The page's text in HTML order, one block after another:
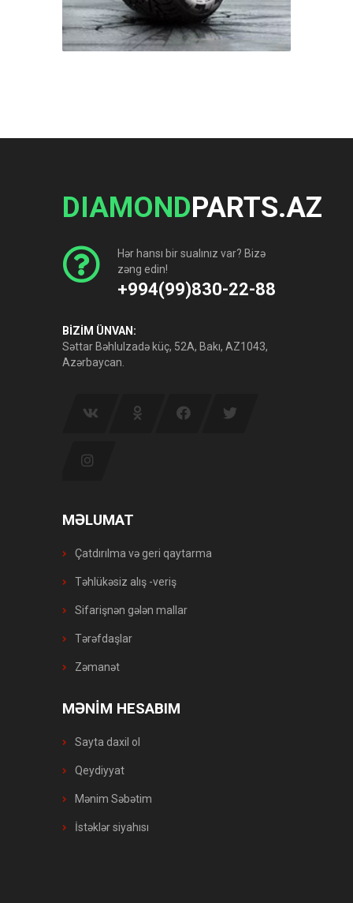
DIAMONDPARTS.AZ
Hər hansı bir sualınız var? Bizə
zəng edin!
+994(99)830-22-88
BİZİM ÜNVAN:
Səttar Bəhlulzadə küç, 52A, Bakı, AZ1043,
Azərbaycan.
MƏLUMAT
Çatdırılma və geri qaytarma
Təhlükəsiz alış -veriş
Sifarişnən gələn mallar
Tərəfdaşlar
Zəmanət
MƏNİM HESABIM
Sayta daxil ol
Qeydiyyat
Mənim Səbətim
İstəklər siyahısı